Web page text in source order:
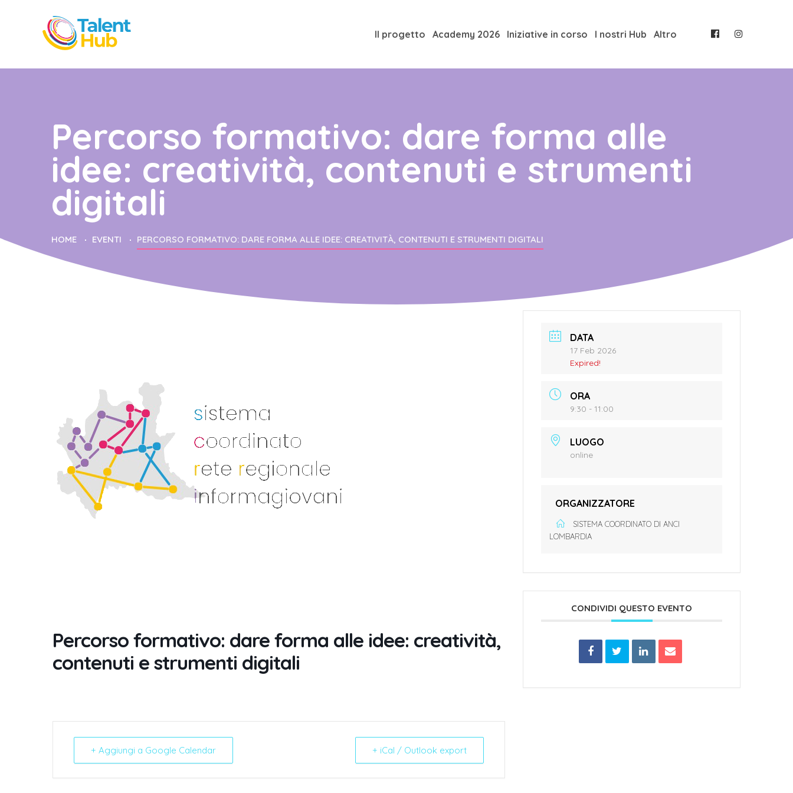
Il progetto Academy 2026 Iniziative in corso I nostri Hub Altro
Percorso formativo: dare forma alle
idee: creatività, contenuti e strumenti
digitali
HOME EVENTI PERCORSO FORMATIVO: DARE FORMA ALLE IDEE: CREATIVITÀ, CONTENUTI E STRUMENTI DIGITALI
Percorso formativo: dare forma alle idee: creatività,
contenuti e strumenti digitali
+ Aggiungi a Google Calendar + iCal / Outlook export
DATA
17 Feb 2026
Expired!
ORA
9:30 - 11:00
LUOGO
online
ORGANIZZATORE
SISTEMA COORDINATO DI ANCI
LOMBARDIA
CONDIVIDI QUESTO EVENTO